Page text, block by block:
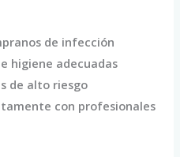
de infección
higiene adecuadas
de alto riesgo
con profesionales